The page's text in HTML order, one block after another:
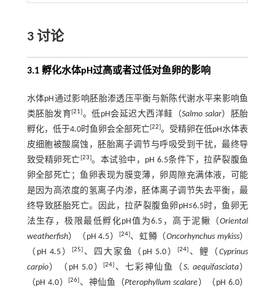
3 讨论
3.1 孵化水体pH过高或者过低对鱼卵的影响
水体pH通过影响胚胎渗透压平衡与新陈代谢水平来影响鱼
类胚胎发育[21]。低pH会延迟大西洋鲑（Salmo salar）胚胎
孵化，低于4.0时鱼卵会全部死亡[22]。受精卵在低pH水体表
皮细胞被酸腐蚀，胚胎离子调节与呼吸受到干扰，最终导
致受精卵死亡[23]。本试验中，pH 6.5条件下，拉萨裂腹鱼
卵全部死亡；鱼卵表现为膜变薄，卵周隙充满体液，可能
是因为高浓度的氢离子内渗，胚体离子调节失去平衡，最
终导致胚胎死亡。因此，拉萨裂腹鱼卵pH≤6.5时，鱼卵无
法生存，极限最低孵化pH值为6.5，高于泥鳅（Oriental
weatherfish）（pH 4.5） [24]、虹鳟（Oncorhynchus mykiss）
（pH 4.5）
[25]、四大家鱼（pH 5.0）[24] 、鲤（Cyprinus
carpio）（pH 5.0）[24] 、七彩神仙鱼（ S. aequifasciata）
（pH 4.0）[26] 、神仙鱼（Pterophyllum scalare）（pH 6.0）